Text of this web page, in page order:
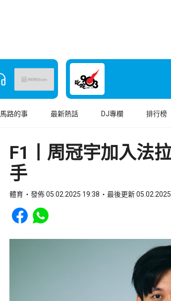
馬路的事 最新熱話 DJ專欄 排行榜
F1丨周冠宇加入法
手
體育 發佈 05.02.2025 19:38 最後更新
Share to Facebook
Share to WhatsApp